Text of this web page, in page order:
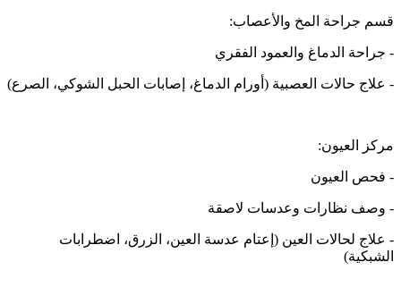
قسم جراحة المخ والأعصاب:
- جراحة الدماغ والعمود الفقري
- علاج حالات العصبية (أورام الدماغ، إصابات الحبل الشوكي، الصرع)
مركز العيون:
- فحص العيون
- وصف نظارات وعدسات لاصقة
- علاج لحالات العين (إعتام عدسة العين، الزرق، اضطرابات
الشبكية)